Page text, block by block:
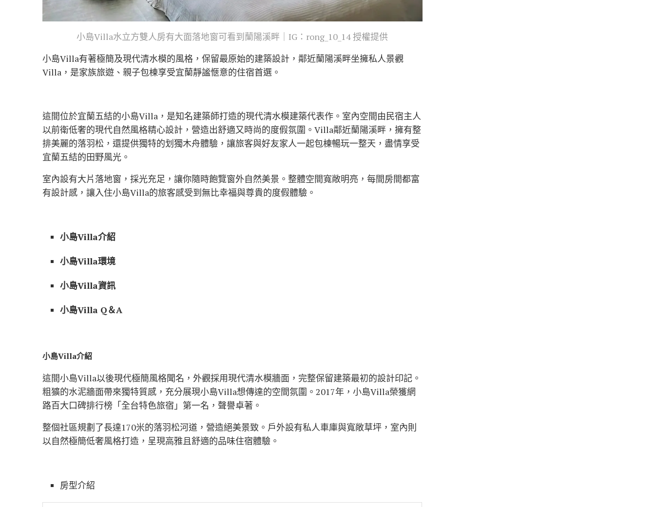
小島Villa水立方雙人房有大面落地窗可看到蘭陽溪畔｜IG：rong_10_14 授權提供
小島Villa有著極簡及現代清水模的風格，保留最原始的建築設計，鄰近蘭陽溪畔坐擁私人景觀
Villa，是家族旅遊、親子包棟享受宜蘭靜謐愜意的住宿首選。
這間位於宜蘭五結的小島Villa，是知名建築師打造的現代清水模建築代表作。室內空間由民宿主人
以前衛低奢的現代自然風格精心設計，營造出舒適又時尚的度假氛圍。Villa鄰近蘭陽溪畔，擁有整
排美麗的落羽松，還提供獨特的划獨木舟體驗，讓旅客與好友家人一起包棟暢玩一整天，盡情享受
宜蘭五結的田野風光。
室內設有大片落地窗，採光充足，讓你隨時飽覽窗外自然美景。整體空間寬敞明亮，每間房間都富
有設計感，讓入住小島Villa的旅客感受到無比幸福與尊貴的度假體驗。
小島Villa介紹
小島Villa環境
小島Villa資訊
小島Villa Q＆A
小島Villa介紹
這間小島Villa以後現代極簡風格聞名，外觀採用現代清水模牆面，完整保留建築最初的設計印記。
粗獷的水泥牆面帶來獨特質感，充分展現小島Villa想傳達的空間氛圍。2017年，小島Villa榮獲網
路百大口碑排行榜「全台特色旅宿」第一名，聲譽卓著。
整個社區規劃了長達170米的落羽松河道，營造絕美景致。戶外設有私人車庫與寬敞草坪，室內則
以自然極簡低奢風格打造，呈現高雅且舒適的品味住宿體驗。
房型介紹